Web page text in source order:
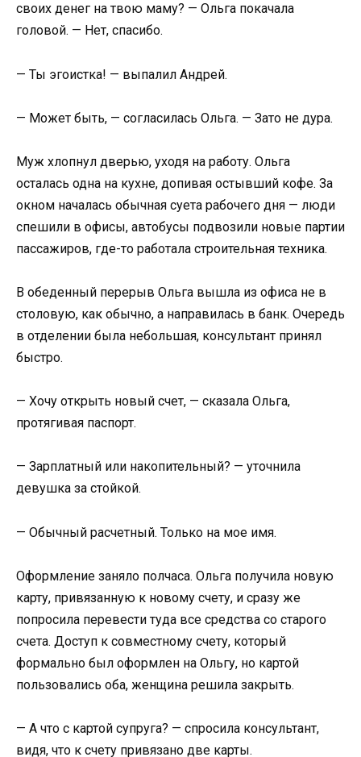
своих денег на твою маму? — Ольга покачала
головой. — Нет, спасибо.
— Ты эгоистка! — выпалил Андрей.
— Может быть, — согласилась Ольга. — Зато не дура.
Муж хлопнул дверью, уходя на работу. Ольга
осталась одна на кухне, допивая остывший кофе. За
окном началась обычная суета рабочего дня — люди
спешили в офисы, автобусы подвозили новые партии
пассажиров, где-то работала строительная техника.
В обеденный перерыв Ольга вышла из офиса не в
столовую, как обычно, а направилась в банк. Очередь
в отделении была небольшая, консультант принял
быстро.
— Хочу открыть новый счет, — сказала Ольга,
протягивая паспорт.
— Зарплатный или накопительный? — уточнила
девушка за стойкой.
— Обычный расчетный. Только на мое имя.
Оформление заняло полчаса. Ольга получила новую
карту, привязанную к новому счету, и сразу же
попросила перевести туда все средства со старого
счета. Доступ к совместному счету, который
формально был оформлен на Ольгу, но картой
пользовались оба, женщина решила закрыть.
— А что с картой супруга? — спросила консультант,
видя, что к счету привязано две карты.